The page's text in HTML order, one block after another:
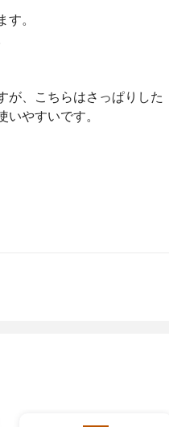
。
が、こちらはさっぱりした
やすいです。